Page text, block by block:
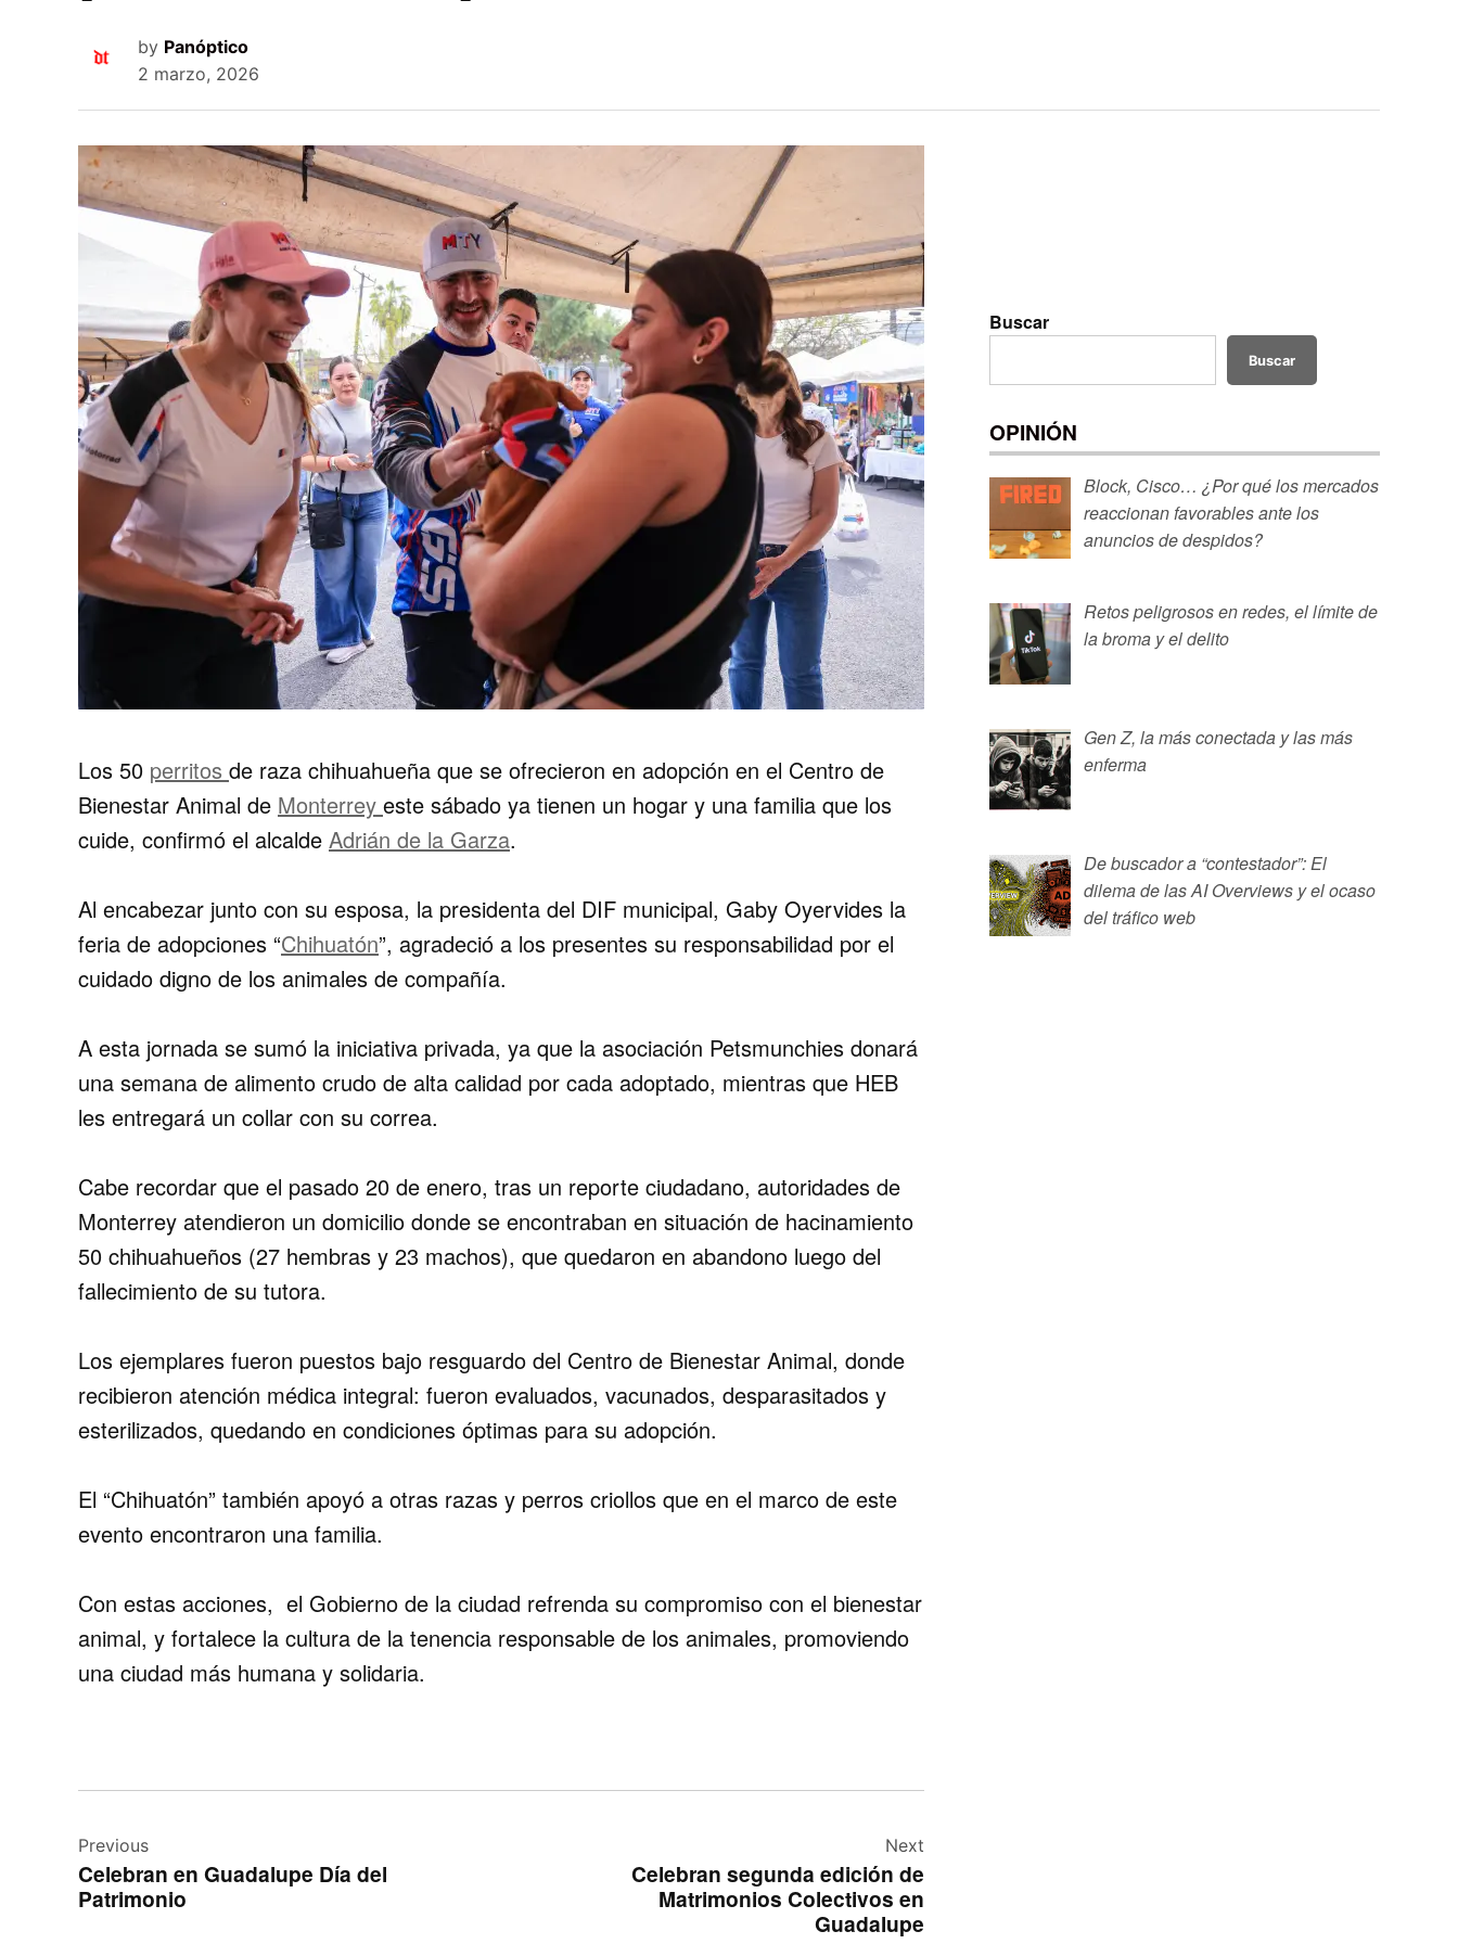
by Panóptico
2 marzo, 2026
Los 50 perritos de raza chihuahueña que se ofrecieron en adopción en el Centro de
Bienestar Animal de Monterrey este sábado ya tienen un hogar y una familia que los
cuide, confirmó el alcalde Adrián de la Garza.
Al encabezar junto con su esposa, la presidenta del DIF municipal, Gaby Oyervides la
feria de adopciones “Chihuatón”, agradeció a los presentes su responsabilidad por el
cuidado digno de los animales de compañía.
A esta jornada se sumó la iniciativa privada, ya que la asociación Petsmunchies donará
una semana de alimento crudo de alta calidad por cada adoptado, mientras que HEB
les entregará un collar con su correa.
Cabe recordar que el pasado 20 de enero, tras un reporte ciudadano, autoridades de
Monterrey atendieron un domicilio donde se encontraban en situación de hacinamiento
50 chihuahueños (27 hembras y 23 machos), que quedaron en abandono luego del
fallecimiento de su tutora.
Los ejemplares fueron puestos bajo resguardo del Centro de Bienestar Animal, donde
recibieron atención médica integral: fueron evaluados, vacunados, desparasitados y
esterilizados, quedando en condiciones óptimas para su adopción.
El “Chihuatón” también apoyó a otras razas y perros criollos que en el marco de este
evento encontraron una familia.
Con estas acciones, el Gobierno de la ciudad refrenda su compromiso con el bienestar
animal, y fortalece la cultura de la tenencia responsable de los animales, promoviendo
una ciudad más humana y solidaria.
de
entradas
Previous
Celebran en Guadalupe Día del
Patrimonio
Next
Celebran segunda edición de
Matrimonios Colectivos en
Guadalupe
Buscar
Buscar
OPINIÓN
Block, Cisco… ¿Por qué los mercados
reaccionan favorables ante los
anuncios de despidos?
Retos peligrosos en redes, el límite de
la broma y el delito
Gen Z, la más conectada y las más
enferma
De buscador a “contestador”: El
dilema de las AI Overviews y el ocaso
del tráfico web